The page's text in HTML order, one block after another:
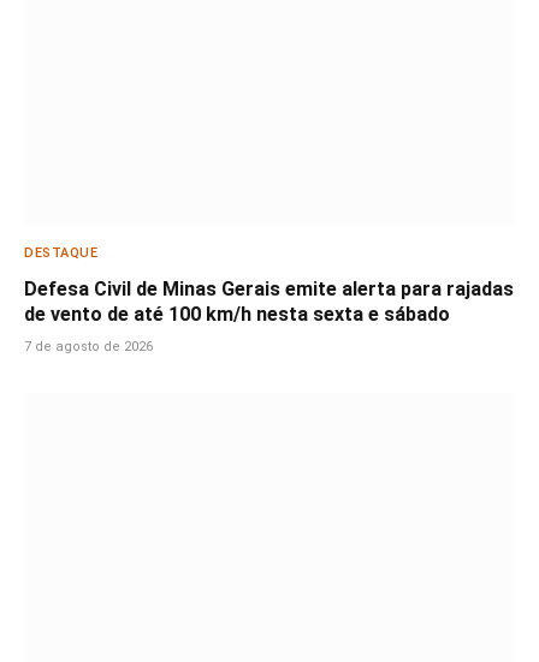
DESTAQUE
Defesa Civil de Minas Gerais emite alerta para rajadas
de vento de até 100 km/h nesta sexta e sábado
7 de agosto de 2026